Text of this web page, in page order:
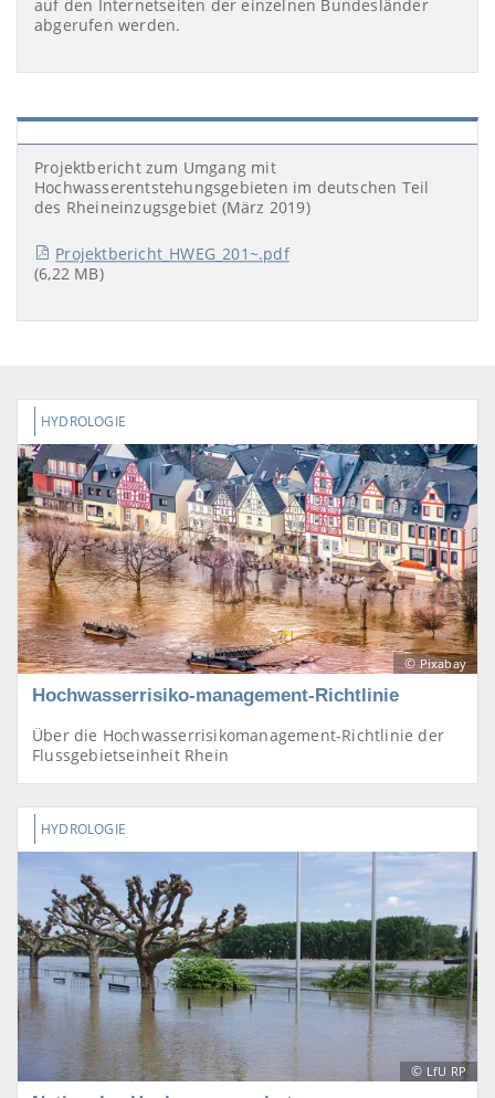
auf den Internetseiten der einzelnen Bundesländer
abgerufen werden.
Projektbericht zum Umgang mit
Hochwasserentstehungsgebieten im deutschen Teil
des Rheineinzugsgebiet (März 2019)
Projektbericht_HWEG_201~.pdf
(6,22 MB)
HYDROLOGIE
©Pixabay
Hochwasserrisiko-management-Richtlinie
Über die Hochwasserrisikomanagement-Richtlinie der
Flussgebietseinheit Rhein
HYDROLOGIE
© LfU RP